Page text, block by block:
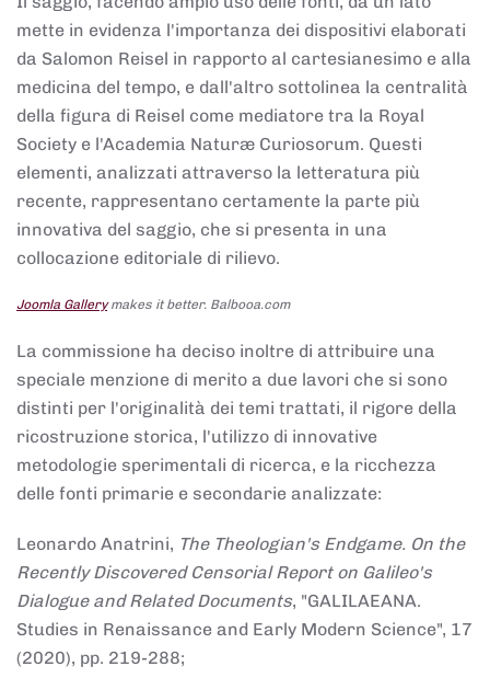
mette in evidenza l'importanza dei dispositivi elaborati
da Salomon Reisel in rapporto al cartesianesimo e alla
medicina del tempo, e dall'altro sottolinea la centralità
della figura di Reisel come mediatore tra la Royal
Society e l'Academia Naturæ Curiosorum. Questi
elementi, analizzati attraverso la letteratura più
recente, rappresentano certamente la parte più
innovativa del saggio, che si presenta in una
collocazione editoriale di rilievo.
Joomla Gallerymakes it better. Balbooa.com
La commissione ha deciso inoltre di attribuire una
speciale menzione di merito a due lavori che si sono
distinti per l'originalità dei temi trattati, il rigore della
ricostruzione storica, l'utilizzo di innovative
metodologie sperimentali di ricerca, e la ricchezza
delle fonti primarie e secondarie analizzate:
Leonardo Anatrini, The Theologian's Endgame. On the
Recently Discovered Censorial Report on Galileo's
Dialogue and Related Documents, "GALILAEANA.
Studies in Renaissance and Early Modern Science", 17
(2020), pp. 219-288;